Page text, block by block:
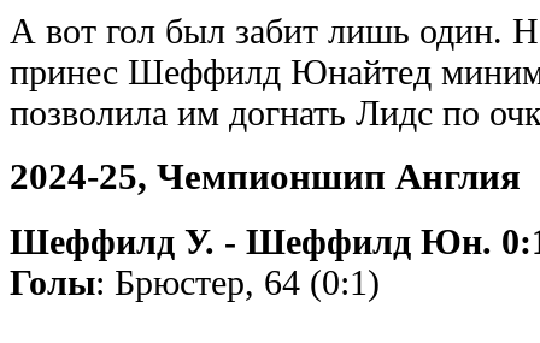
А вот гол был забит лишь один.
принес Шеффилд Юнайтед
позволила им догнать Лидс по
2024-25, Чемпионшип Англия
Шеффилд У. - Шеффилд Юн.
Голы: Брюстер, 64 (0:1)